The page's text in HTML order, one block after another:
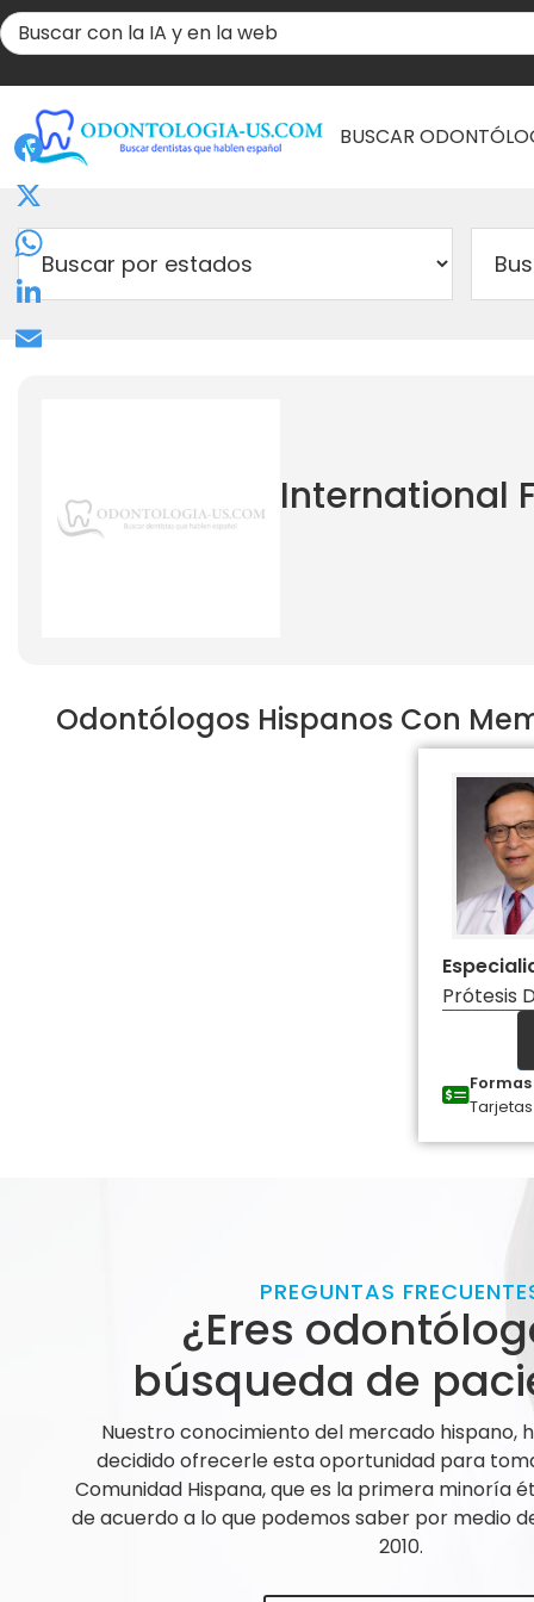
BUSCAR
International
Odontólogos Hispanos Con
Prótesis
PREGUNTAS
¿Eres
búsqueda de
Nuestro conocimiento del mercado hispano,
decidido ofrecerle esta oportunidad para
Comunidad Hispana, que es la primera minoría
de acuerdo a lo que podemos saber por medio
2010.
Facebook
X
WhatsApp
LinkedIn